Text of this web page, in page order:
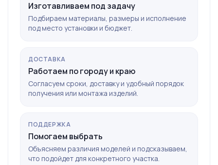
Изготавливаем под задачу
Подбираем материалы, размеры и исполнение
под место установки и бюджет.
ДОСТАВКА
Работаем по городу и краю
Согласуем сроки, доставку и удобный порядок
получения или монтажа изделий.
ПОДДЕРЖКА
Помогаем выбрать
Объясняем различия моделей и подсказываем,
что подойдет для конкретного участка.